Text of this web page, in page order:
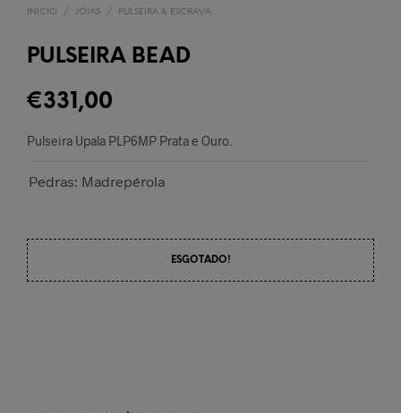
INÍCIO / JÓIAS / PULSEIRA & ESCRAVA
PULSEIRA BEAD
€331,00
Pulseira Upala PLP6MP Prata e Ouro.
Pedras: Madrepérola
ESGOTADO!